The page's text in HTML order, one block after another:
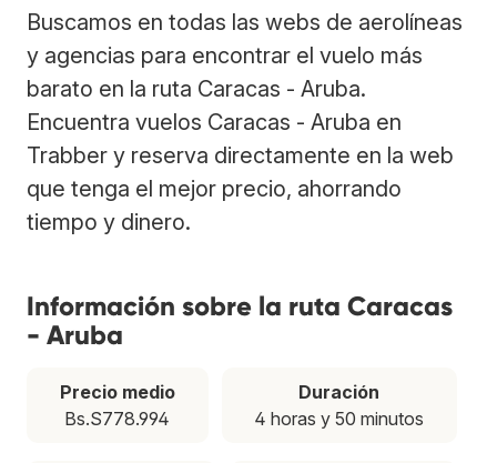
Buscamos en todas las webs de aerolíneas
y agencias para encontrar el vuelo más
barato en la ruta Caracas - Aruba.
Encuentra vuelos Caracas - Aruba en
Trabber y reserva directamente en la web
que tenga el mejor precio, ahorrando
tiempo y dinero.
Información sobre la ruta Caracas
- Aruba
Precio medio
Bs.S778.994
Duración
4 horas y 50 minutos